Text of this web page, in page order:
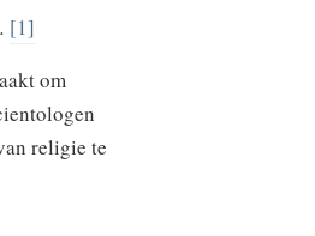
[1]
om
religie te